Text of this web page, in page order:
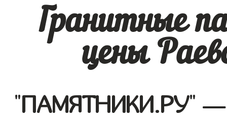
Гранитные
цены
"ПАМЯТНИКИ.РУ" —